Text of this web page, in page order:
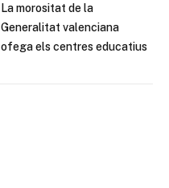
La morositat de la
Generalitat valenciana
ofega els centres educatius